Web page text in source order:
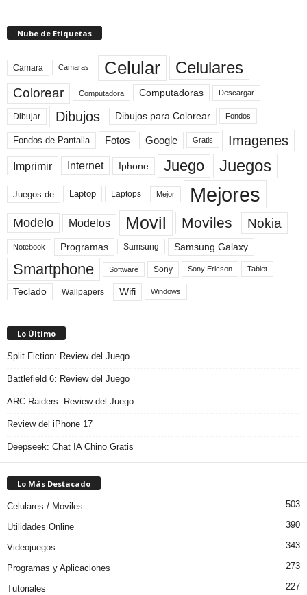
Nube de Etiquetas
Camara Camaras Celular Celulares
Colorear Computadora Computadoras Descargar
Dibujar Dibujos Dibujos para Colorear Fondos
Fondos de Pantalla Fotos Google Gratis Imagenes
Imprimir Internet Iphone Juego Juegos
Juegos de Laptop Laptops Mejor Mejores
Modelo Modelos Movil Moviles Nokia
Notebook Programas Samsung Samsung Galaxy
Smartphone Software Sony Sony Ericson Tablet
Teclado Wallpapers Wifi Windows
Lo Último
Split Fiction: Review del Juego
Battlefield 6: Review del Juego
ARC Raiders: Review del Juego
Review del iPhone 17
Deepseek: Chat IA Chino Gratis
Lo Más Destacado
Celulares / Moviles 503
Utilidades Online 390
Videojuegos 343
Programas y Aplicaciones 273
Tutoriales 227